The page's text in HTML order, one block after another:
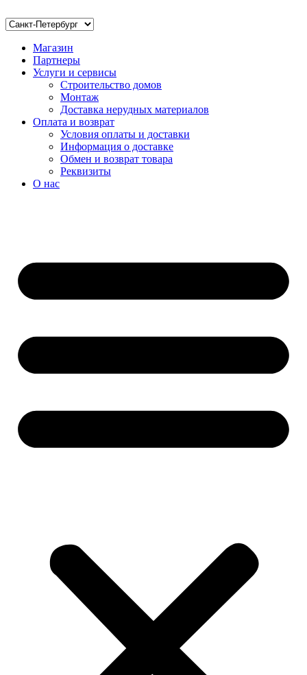
Магазин
Партнеры
Услуги и сервисы
Строительство домов
Монтаж
Доставка нерудных материалов
Оплата и возврат
Условия оплаты и доставки
Информация о доставке
Обмен и возврат товара
Реквизиты
О нас